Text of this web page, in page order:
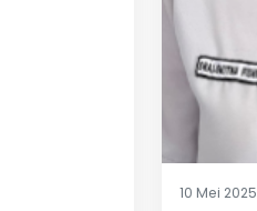
10 Mei 2025